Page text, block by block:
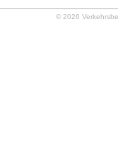
© 2026